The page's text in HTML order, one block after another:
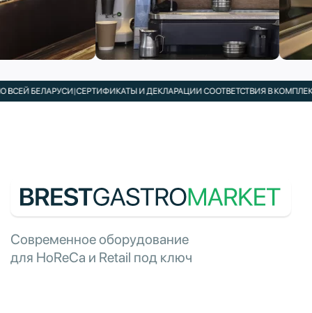
БЕЛАРУСИ|СЕРТИФИКАТЫ И ДЕКЛАРАЦИИ СООТВЕТСТВИЯ В КОМПЛЕКТЕ|
Современное оборудование
для HoReCa и Retail под ключ